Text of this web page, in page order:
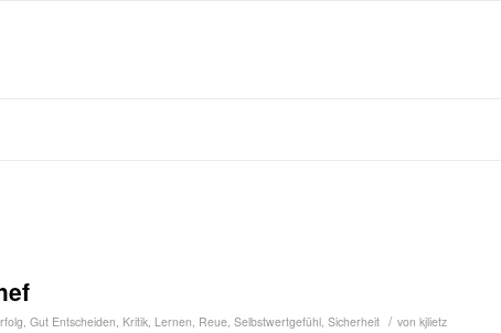
, Gut Entscheiden, Kritik, Lernen, Reue, Selbstwertgefühl, Sicherheit / von kjlietz